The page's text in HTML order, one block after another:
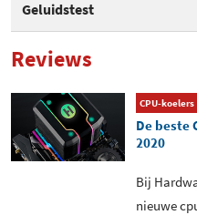
Geluidstest
Voltage fans bij 40 dB(A)
Voltage fans bij 50 dB(A)
Pomp 12V
Reviews
CPU-koelers
De beste
2020
Bij
nieuwe